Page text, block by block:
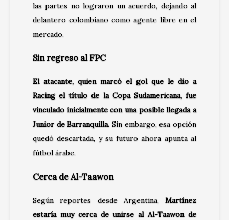
las partes no lograron un acuerdo, dejando al
delantero colombiano como agente libre en el
mercado.
Sin regreso al FPC
El atacante, quien marcó el gol que le dio a
Racing el título de la Copa Sudamericana, fue
vinculado inicialmente con una posible llegada a
Junior de Barranquilla. Sin embargo, esa opción
quedó descartada, y su futuro ahora apunta al
fútbol árabe.
Cerca de Al-Taawon
Según reportes desde Argentina, Martínez
estaría muy cerca de unirse al Al-Taawon de